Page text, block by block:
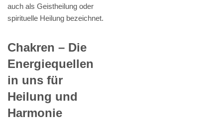
auch als Geistheilung oder
spirituelle Heilung bezeichnet.
Chakren – Die
Energiequellen
in uns für
Heilung und
Harmonie